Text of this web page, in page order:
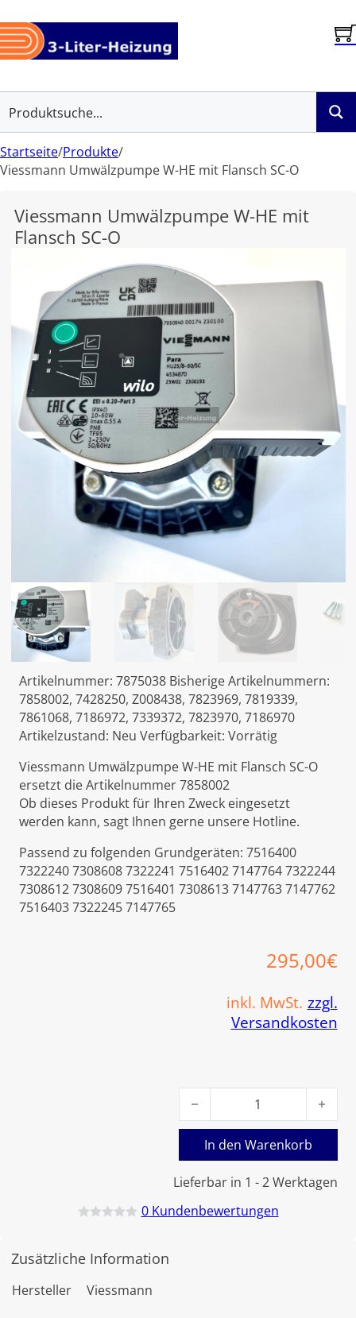
Startseite/Produkte/
Viessmann Umwälzpumpe W-HE mit Flansch SC-O
Viessmann Umwälzpumpe W-HE mit
Flansch SC-O
Artikelnummer: 7875038 Bisherige Artikelnummern:
7858002, 7428250, Z008438, 7823969, 7819339,
7861068, 7186972, 7339372, 7823970, 7186970
Artikelzustand: Neu Verfügbarkeit: Vorrätig
Viessmann Umwälzpumpe W-HE mit Flansch SC-O
ersetzt die Artikelnummer 7858002
Ob dieses Produkt für Ihren Zweck eingesetzt
werden kann, sagt Ihnen gerne unsere Hotline.
Passend zu folgenden Grundgeräten: 7516400
7322240 7308608 7322241 7516402 7147764 7322244
7308612 7308609 7516401 7308613 7147763 7147762
7516403 7322245 7147765
295,00€
inkl. MwSt. zzgl.
Versandkosten
Lieferbar in 1 - 2 Werktagen
Viessmann Umwälzpumpe
In den Warenkorb
e
0Kundenbewertungen
Zusätzliche Information
Hersteller Viessmann